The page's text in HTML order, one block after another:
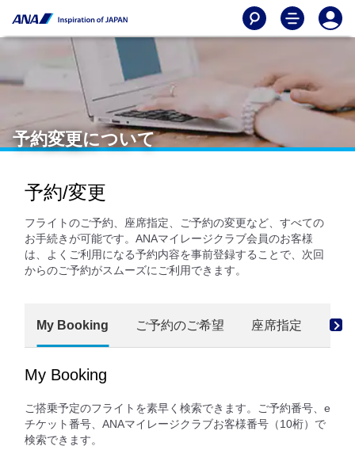
予約変更について
予約/変更
フライトのご予約、座席指定、ご予約の変更など、すべての
お手続きが可能です。ANAマイレージクラブ会員のお客様
は、よくご利用になる予約内容を事前登録することで、次回
からのご予約がスムーズにご利用できます。
My Booking ご予約のご希望 座席指定 ご
My Booking
ご搭乗予定のフライトを素早く検索できます。ご予約番号、e
チケット番号、ANAマイレージクラブお客様番号（10桁）で
検索できます。